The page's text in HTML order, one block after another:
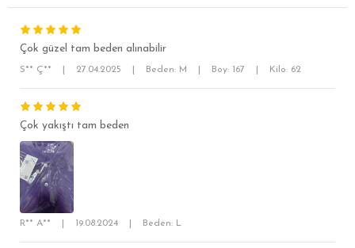
RELAX FİT
Çok güzel tam beden alınabilir
S** Ç** 27.04.2025 Beden: M Boy: 167 Kilo: 62
Çok yakıştı tam beden
R** A** 19.08.2024 Beden: L